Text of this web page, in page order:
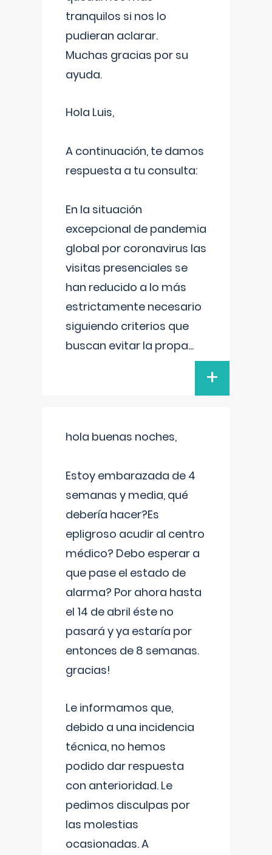
tranquilos si nos lo
pudieran aclarar.
Muchas gracias por su
ayuda.
Hola Luis,
A continuación, te damos
respuesta a tu consulta:
En la situación
excepcional de pandemia
global por coronavirus las
visitas presenciales se
han reducido a lo más
estrictamente necesario
siguiendo criterios que
buscan evitar la propa...
+
hola buenas noches,
Estoy embarazada de 4
semanas y media, qué
debería hacer?Es
epligroso acudir al centro
médico? Debo esperar a
que pase el estado de
alarma? Por ahora hasta
el 14 de abril éste no
pasará y ya estaría por
entonces de 8 semanas.
gracias!
Le informamos que,
debido a una incidencia
técnica, no hemos
podido dar respuesta
con anterioridad. Le
pedimos disculpas por
las molestias
ocasionadas. A